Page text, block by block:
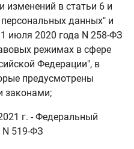
изменений в статьи 6 и
данных" и
июля 2020 года N 258-ФЗ
режимах в сфере
Федерации", в
предусмотрены
законами;
г. - Федеральный
N 519-ФЗ